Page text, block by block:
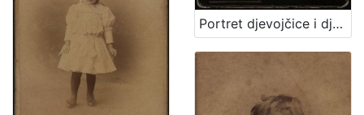
Portret djevojčice i dječaka / Herrman Fickert